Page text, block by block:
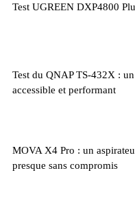
Test UGREEN DXP4800
Test du QNAP TS-432X :
accessible et performant
MOVA X4 Pro : un
presque sans compromis